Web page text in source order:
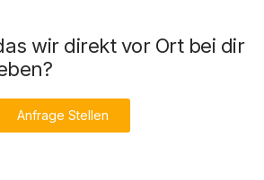
wir direkt vor Ort bei dir
Anfrage Stellen